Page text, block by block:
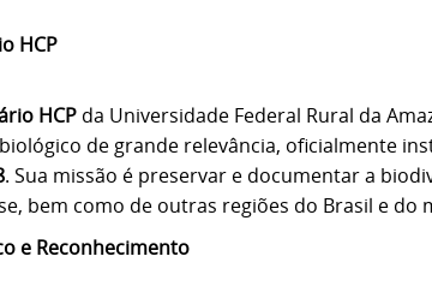
HCP
HCP da Universidade Federal Rural da
biológico de grande relevância, oficialmente
. Sua missão é preservar e documentar a
bem como de outras regiões do Brasil e do
e Reconhecimento